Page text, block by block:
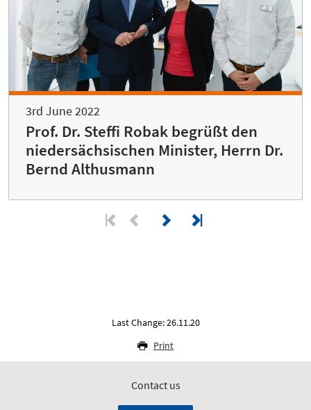
3rd June 2022
Prof. Dr. Steffi Robak begrüßt den
niedersächsischen Minister, Herrn Dr.
Bernd Althusmann
Last Change: 26.11.20
Print
Contact us